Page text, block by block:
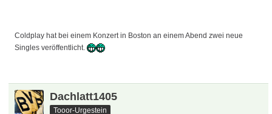
Coldplay hat bei einem Konzert in Boston an einem Abend zwei neue
Singles veröffentlicht.
Dachlatt1405
Tooor-Urgestein